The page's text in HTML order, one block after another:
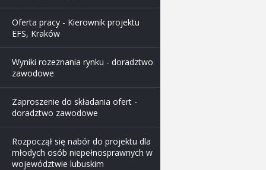
Oferta pracy - Kierownik projektu
EFS, Kraków
Wyniki rozeznania rynku - doradztwo
zawodowe
Zaproszenie do składania ofert -
doradztwo zawodowe
Rozpoczął się nabór do projektu dla
młodych osób niepełnosprawnych w
województwie lubuskim